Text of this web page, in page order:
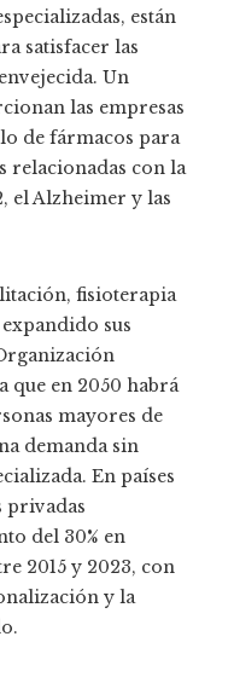
están
satisfacer las
Un
las empresas
de fármacos para
relacionadas con la
el Alzheimer y las
fisioterapia
sus
que en 2050 habrá
mayores de
demanda sin
En países
privadas
del 30% en
2015 y 2023, con
y la